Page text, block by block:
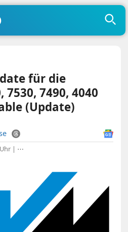
für die
7530, 7490, 4040
(Update)
| ⋯